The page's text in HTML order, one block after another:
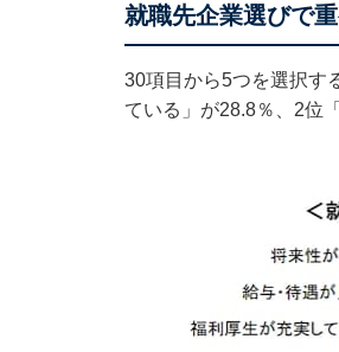
就職先企業選びで
30項目から5つを選択す
ている」が28.8％、2位